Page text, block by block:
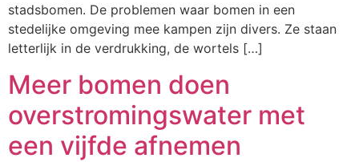
stadsbomen. De problemen waar bomen in een
stedelijke omgeving mee kampen zijn divers. Ze staan
letterlijk in de verdrukking, de wortels […]
Meer bomen doen
overstromingswater met
een vijfde afnemen